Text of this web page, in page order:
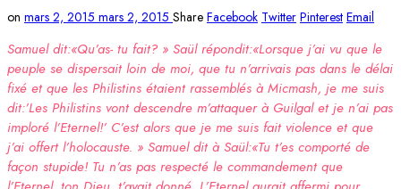
on mars 2, 2015 mars 2, 2015 Share Facebook Twitter Pinterest Email
Samuel dit:«Qu’as- tu fait? » Saül répondit:«Lorsque j’ai vu que le
peuple se dispersait loin de moi, que tu n’arrivais pas dans le délai
fixé et que les Philistins étaient rassemblés à Micmash, je me suis
dit:’Les Philistins vont descendre m’attaquer à Guilgal et je n’ai pas
imploré l’Eternel!’ C’est alors que je me suis fait violence et que
j’ai offert l’holocauste. » Samuel dit à Saül:«Tu t’es comporté de
façon stupide! Tu n’as pas respecté le commandement que